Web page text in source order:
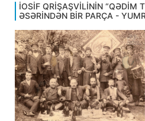
İOSİF QRİŞAŞVİLİNİN “QƏDİM
ƏSƏRİNDƏN BİR PARÇA -